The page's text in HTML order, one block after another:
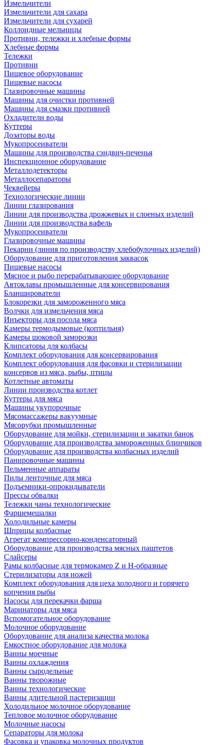
Измельчители
Измельчители для сахара
Измельчители для сухарей
Коллоидные мельницы
Противни, тележки и хлебные формы
Хлебные формы
Тележки
Противни
Пищевое оборудование
Пищевые насосы
Глазировочные машины
Машины для очистки противней
Машины для смазки противней
Охладители воды
Куттеры
Дозаторы воды
Мукопросеиватели
Машины для производства сэндвич-печенья
Инспекционное оборудование
Металлодетекторы
Металлосепараторы
Чеквейеры
Технологические линии
Линии глазирования
Линии для производства дрожжевых и слоеных изделий
Линии для производства вафель
Мукопросеиватели
Глазировочные машины
Пекарни (линия по производству хлебобулочных изделий)
Оборудование для приготовления заквасок
Пищевые насосы
Мясное и рыбо перерабатывающее оборудование
Автоклавы промышленные для консервирования
Бланширователи
Блокорезки для замороженного мяса
Волчки для измельчения мяса
Инъекторы для посола мяса
Камеры термодымовые (коптильня)
Камеры шоковой заморозки
Клипсаторы для колбасы
Комплект оборудования для консервирования
Комплект оборудования для фасовки и стерилизации
консервов из мяса, рыбы, птицы
Котлетные автоматы
Линии производства котлет
Куттеры для мяса
Машины укупорочные
Мясомассажеры вакуумные
Мясорубки промышленные
Оборудование для мойки, стерилизации и закатки банок
Оборудование для производства замороженных блинчиков
Оборудование для производства колбасных изделий
Панировочные машины
Пельменные аппараты
Пилы ленточные для мяса
Подъемники-опрокидыватели
Прессы обвалки
Тележки чаны технологические
Фаршемешалки
Холодильные камеры
Шприцы колбасные
Агрегат компрессорно-конденсаторный
Оборудование для производства мясных паштетов
Слайсеры
Рамы колбасные для термокамер Z и H-образные
Стерилизаторы для ножей
Комплект оборудования для цеха холодного и горячего
копчения рыбы
Насосы для перекачки фарша
Маринаторы для мяса
Вспомогательное оборудование
Молочное оборудование
Оборудование для анализа качества молока
Емкостное оборудование для молока
Ванны моечные
Ванны охлаждения
Ванны сыродельные
Ванны творожные
Ванны технологические
Ванны длительной пастеризации
Холодильное молочное оборудование
Тепловое молочное оборудование
Молочные насосы
Сепараторы для молока
Фасовка и упаковка молочных продуктов